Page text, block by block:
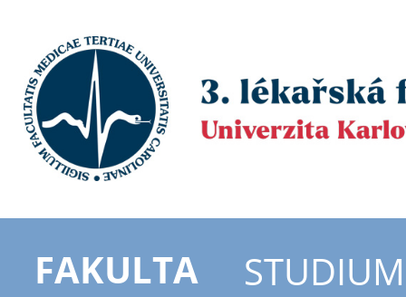
FAKULTA
STUDIUM